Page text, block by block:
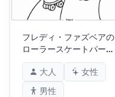
フレディ・ファズベアの
ローラースケートパーテ
ィー
大人
女性
男性